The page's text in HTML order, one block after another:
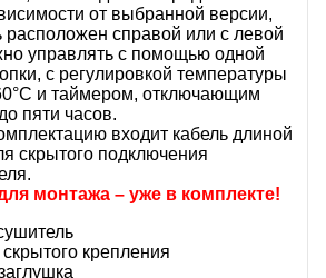
от выбранной версии,
справой или с левой
управлять с помощью одной
с регулировкой температуры
и таймером, отключающим
пяти часов.
входит кабель длиной
скрытого подключения
монтажа – уже в комплекте!
крепления